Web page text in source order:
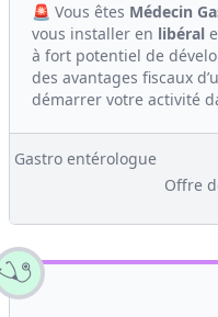
🚨 Vous êtes Médecin
vous installer en libéral
à fort potentiel de
des avantages fiscaux
démarrer votre activité
Gastro entérologue
Offre